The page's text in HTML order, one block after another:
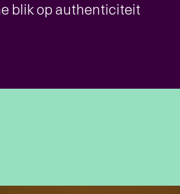
blik op authenticiteit